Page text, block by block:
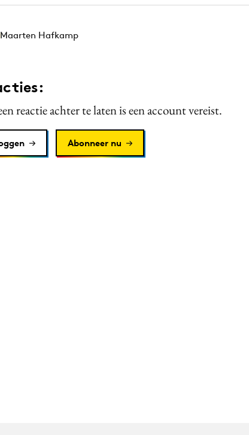
Maarten Hafkamp
reactie achter te laten is een account vereist.
Abonneer nu